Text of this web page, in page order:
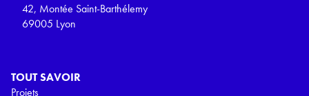
TOUT SAVOIR
Projets
42, Montée Saint-Barthélemy
69005 Lyon